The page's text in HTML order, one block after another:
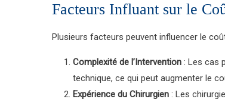
Facteurs Influant sur le
Plusieurs facteurs peuvent influencer le
Complexité de l’Intervention : Les cas
technique, ce qui peut augmenter le
Expérience du Chirurgien : Les